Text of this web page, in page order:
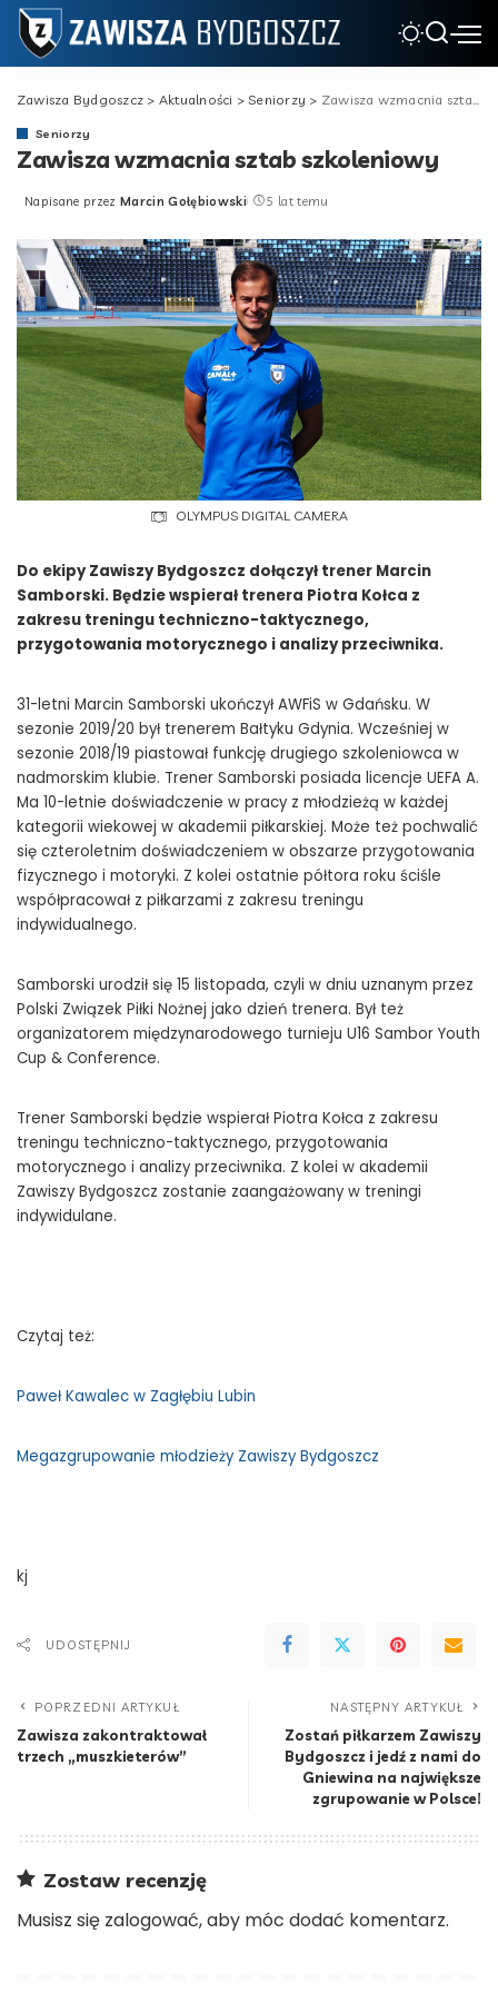
Zawisza Bydgoszcz > Aktualności >Seniorzy > Zawisza wzmacnia sztab szkoleniowy
Seniorzy
Zawisza wzmacnia sztab szkoleniowy
Posted
Napisane przez Marcin Gołębiowski 5 lat temu
OLYMPUS DIGITAL CAMERA
Do ekipy Zawiszy Bydgoszcz dołączył trener Marcin
Samborski. Będzie wspierał trenera Piotra Kołca z
zakresu treningu techniczno-taktycznego,
przygotowania motorycznego i analizy przeciwnika.
31-letni Marcin Samborski ukończył AWFiS w Gdańsku. W
sezonie 2019/20 był trenerem Bałtyku Gdynia. Wcześniej w
sezonie 2018/19 piastował funkcję drugiego szkoleniowca w
nadmorskim klubie. Trener Samborski posiada licencje UEFA A.
Ma 10-letnie doświadczenie w pracy z młodzieżą w każdej
kategorii wiekowej w akademii piłkarskiej. Może też pochwalić
się czteroletnim doświadczeniem w obszarze przygotowania
fizycznego i motoryki. Z kolei ostatnie półtora roku ściśle
współpracował z piłkarzami z zakresu treningu
indywidualnego.
Samborski urodził się 15 listopada, czyli w dniu uznanym przez
Polski Związek Piłki Nożnej jako dzień trenera. Był też
organizatorem międzynarodowego turnieju U16 Sambor Youth
Cup & Conference.
Trener Samborski będzie wspierał Piotra Kołca z zakresu
treningu techniczno-taktycznego, przygotowania
motorycznego i analizy przeciwnika. Z kolei w akademii
Zawiszy Bydgoszcz zostanie zaangażowany w treningi
indywidulane.
Czytaj też:
Paweł Kawalec w Zagłębiu Lubin
Megazgrupowanie młodzieży Zawiszy Bydgoszcz
kj
UDOSTĘPNIJ
POPRZEDNI ARTYKUŁ
Zawisza zakontraktował
trzech „muszkieterów”
NASTĘPNY ARTYKUŁ
Zostań piłkarzem Zawiszy
Bydgoszcz i jedź z nami do
Gniewina na największe
zgrupowanie w Polsce!
Zostaw recenzję
Musisz się zalogować, aby móc dodać komentarz.